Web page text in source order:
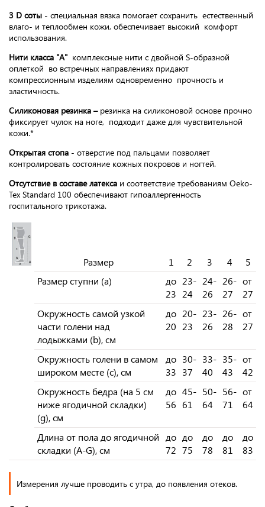
3 D соты - специальная вязка помогает сохранить естественный
влаго- и теплообмен кожи, обеспечивает высокий комфорт
использования.
Нити класса "А" комплексные нити с двойной S-образной
оплеткой во встречных направлениях придают
компрессионным изделиям одновременно прочность и
эластичность.
Силиконовая резинка – резинка на силиконовой основе прочно
фиксирует чулок на ноге, подходит даже для чувствительной
кожи.*
Открытая стопа - отверстие под пальцами позволяет
контролировать состояние кожных покровов и ногтей.
Отсутствие в составе латекса и соответствие требованиям Oeko-
Tex Standard 100 обеспечивают гипоаллергенность
госпитального трикотажа.
Размер 1 2 3 4
5
Размер ступни (a)
до
23
23-
24
24-
26
26-
27
от
27
Окружность самой узкой
части голени над
лодыжками (b), см
до
20
20-
23
23-
26
26-
28
от
27
Окружность голени в самом
широком месте (c), см
до
33
30-
37
33-
40
35-
43
от
42
Окружность бедра (на 5 см
ниже ягодичной складки)
(g), см
до
56
45-
61
50-
64
56-
71
от
64
Длина от пола до ягодичной
складки (A-G), см
до
72
до
75
до
78
до
81
до
83
Измерения лучше проводить с утра, до появления отеков.